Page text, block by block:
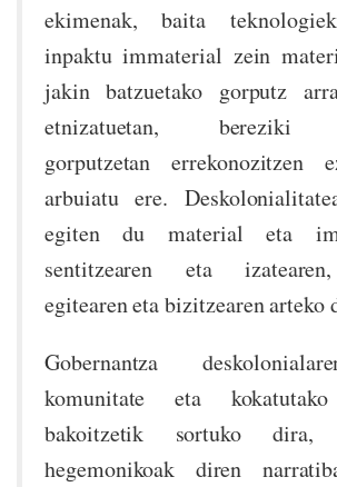
ekimenak, baita
inpaktu immaterial zein
jakin batzuetako gorputz
etnizatuetan, bereziki
gorputzetan errekonozitzen
arbuiatu ere.
egiten du material eta
sentitzearen eta
egitearen eta bizitzearen arteko
Gobernantza
komunitate eta
bakoitzetik sortuko
hegemonikoak diren